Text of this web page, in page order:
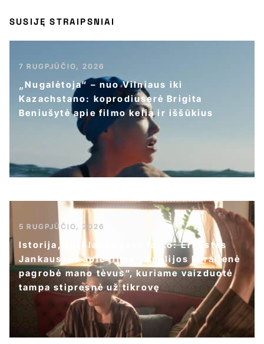
SUSIJĘ STRAIPSNIAI
7 RUGPJŪČIO, 2026
„Nugalėtoja“ – nuo Vilniaus iki
Kazachstano: koprodiuserė Brigita
Beniušytė apie filmo kelią ir iššūkius
5 RUGPJŪČIO, 2026
Istorija, kuri laukė savo laiko: Ernestas
Jankauskas apie filmą „Anglijos karalienė
pagrobė mano tėvus“, kuriame vaizduotė
tampa stipresnė už tikrovę